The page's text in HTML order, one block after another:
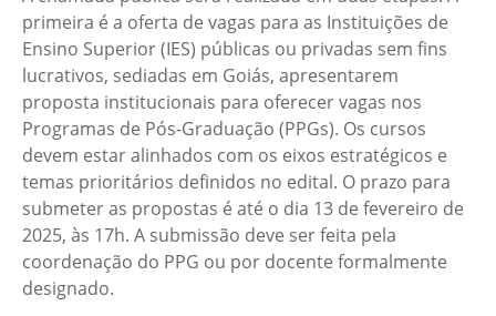
primeira é a oferta de vagas para as Instituições de
Ensino Superior (IES) públicas ou privadas sem fins
lucrativos, sediadas em Goiás, apresentarem
proposta institucionais para oferecer vagas nos
Programas de Pós-Graduação (PPGs). Os cursos
devem estar alinhados com os eixos estratégicos e
temas prioritários definidos no edital. O prazo para
submeter as propostas é até o dia 13 de fevereiro de
2025, às 17h. A submissão deve ser feita pela
coordenação do PPG ou por docente formalmente
designado.